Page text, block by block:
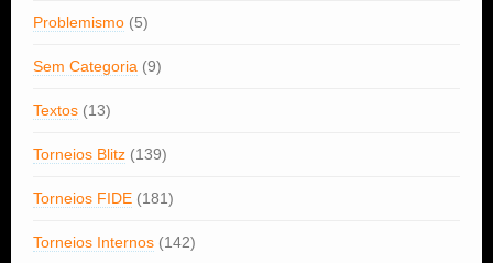
Problemismo (5)
Sem Categoria (9)
Textos (13)
Torneios Blitz (139)
Torneios FIDE (181)
Torneios Internos (142)